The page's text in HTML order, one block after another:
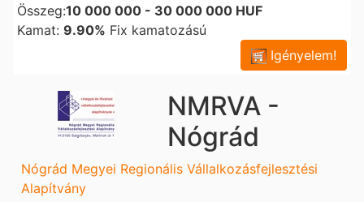
Összeg:10 000 000 - 30 000 000 HUF
Kamat: 9.90% Fix kamatozású
Igényelem!
NMRVA -
Nógrád
Nógrád Megyei Regionális Vállalkozásfejlesztési
Alapítvány